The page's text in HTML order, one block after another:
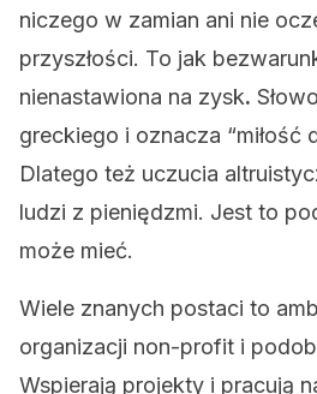
niczego w zamian ani nie
przyszłości. To jak
nienastawiona na zysk.
greckiego i oznacza “miłość
Dlatego też uczucia
ludzi z pieniędzmi. Jest to
może mieć.
Wiele znanych postaci to
organizacji non-profit i
Wspierają projekty i pracują